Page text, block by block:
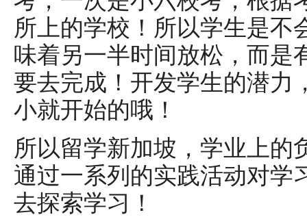
所上的学校！所以学生是不
味着另一半时间放松，而是
要去完成！开发学生的潜力
小就开始的哦！
所以留学新加坡，学业上的
通过一系列的实践活动对学
去探索学习！